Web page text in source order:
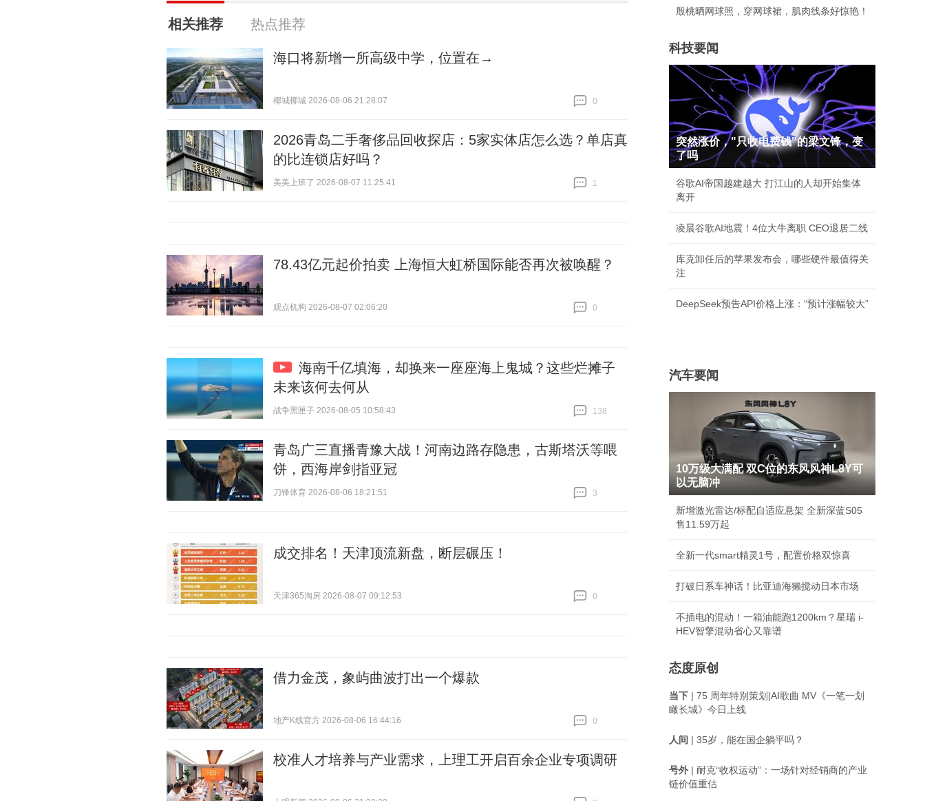
相关推荐 热点推荐
海口将新增一所高级中学，位置在→
椰城椰城 2026-08-06 21:28:07
0
2026青岛二手奢侈品回收探店：5家实体店怎么选？单店真
的比连锁店好吗？
美美上班了 2026-08-07 11:25:41
1
78.43亿元起价拍卖 上海恒大虹桥国际能否再次被唤醒？
观点机构 2026-08-07 02:06:20
0
海南千亿填海，却换来一座座海上鬼城？这些烂摊子
未来该何去何从
战争黑匣子 2026-08-05 10:58:43
138
青岛广三直播青豫大战！河南边路存隐患，古斯塔沃等喂
饼，西海岸剑指亚冠
刀锋体育 2026-08-06 18:21:51
3
成交排名！天津顶流新盘，断层碾压！
天津365淘房 2026-08-07 09:12:53
0
借力金茂，象屿曲波打出一个爆款
地产K线官方 2026-08-06 16:44:16
0
校准人才培养与产业需求，上理工开启百余企业专项调研
殷桃晒网球照，穿网球裙，肌肉线条好惊艳！
科技要闻
突然涨价，"只收电费钱"的梁文锋，变
了吗
谷歌AI帝国越建越大 打江山的人却开始集体
离开
凌晨谷歌AI地震！4位大牛离职 CEO退居二线
库克卸任后的苹果发布会，哪些硬件最值得关
注
DeepSeek预告API价格上涨：“预计涨幅较大”
汽车要闻
10万级大满配 双C位的东风风神L8Y可
以无脑冲
新增激光雷达/标配自适应悬架 全新深蓝S05
售11.59万起
全新一代smart精灵1号，配置价格双惊喜
打破日系车神话！比亚迪海獭搅动日本市场
不插电的混动！一箱油能跑1200km？星瑞 i-
HEV智擎混动省心又靠谱
态度原创
当下 | 75 周年特别策划|AI歌曲 MV《一笔一划
瞰长城》今日上线
人间 | 35岁，能在国企躺平吗？
号外| 耐克“收权运动”：一场针对经销商的产业
链价值重估